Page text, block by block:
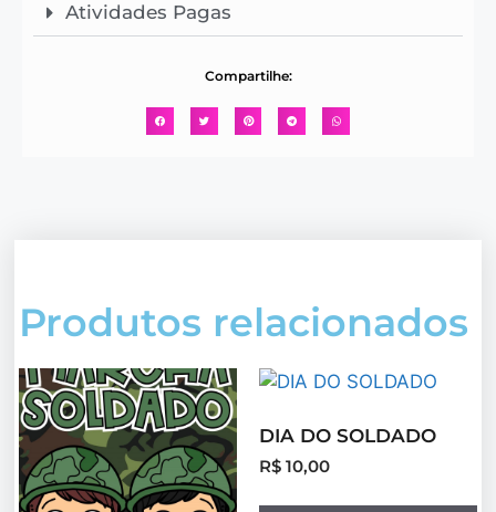
Atividades Pagas
Compartilhe:
Produtos relacionados
DIA DO SOLDADO
R$ 10,00